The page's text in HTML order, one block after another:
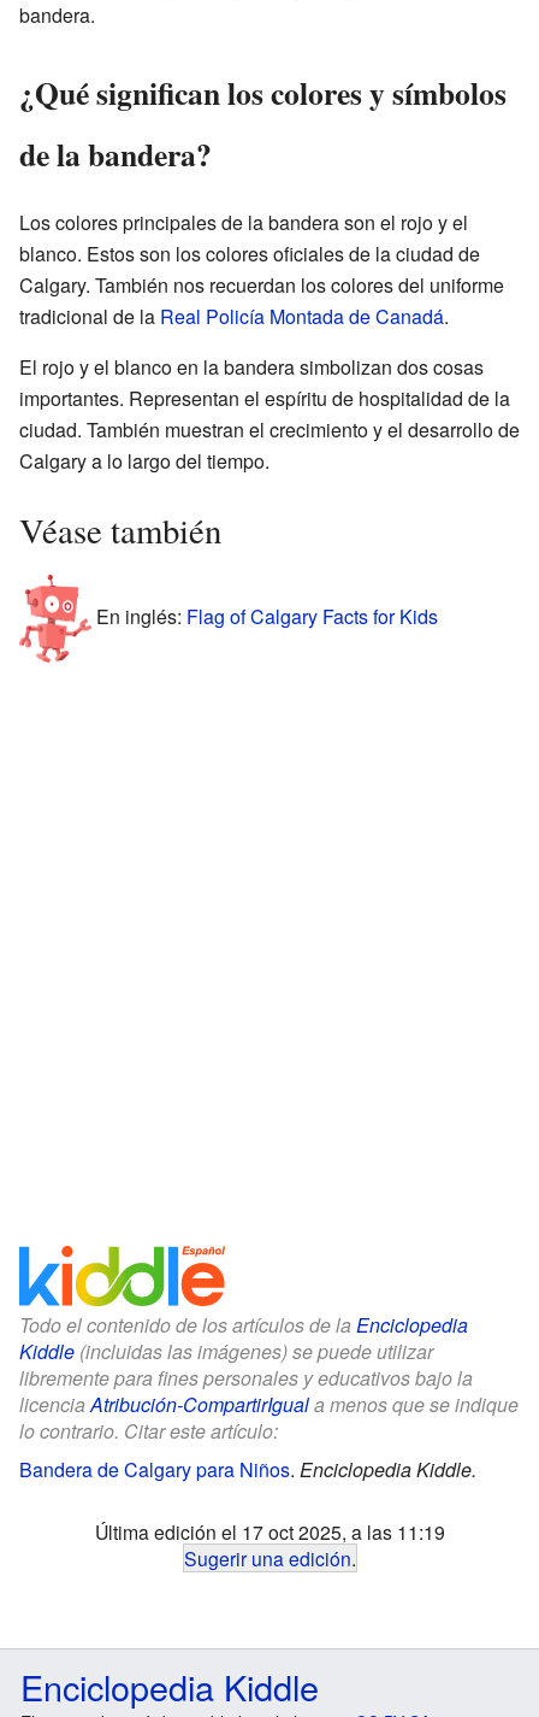
bandera.
¿Qué significan los colores y símbolos
de la bandera?
Los colores principales de la bandera son el rojo y el
blanco. Estos son los colores oficiales de la ciudad de
Calgary. También nos recuerdan los colores del uniforme
tradicional de la Real Policía Montada de Canadá.
El rojo y el blanco en la bandera simbolizan dos cosas
importantes. Representan el espíritu de hospitalidad de la
ciudad. También muestran el crecimiento y el desarrollo de
Calgary a lo largo del tiempo.
Véase también
En inglés: Flag of Calgary Facts for Kids
Todo el contenido de los artículos de la Enciclopedia
Kiddle (incluidas las imágenes) se puede utilizar
libremente para fines personales y educativos bajo la
licenciaAtribución-CompartirIguala menos que se indique
lo contrario. Citar este artículo:
Bandera de Calgary para Niños. Enciclopedia Kiddle.
Última edición el 17 oct 2025, a las 11:19
Sugerir una edición.
Enciclopedia Kiddle